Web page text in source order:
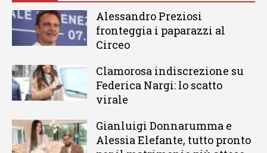
Alessandro Preziosi
fronteggia i paparazzi al
Circeo
Clamorosa indiscrezione su
Federica Nargi: lo scatto
virale
Gianluigi Donnarumma e
Alessia Elefante, tutto pronto